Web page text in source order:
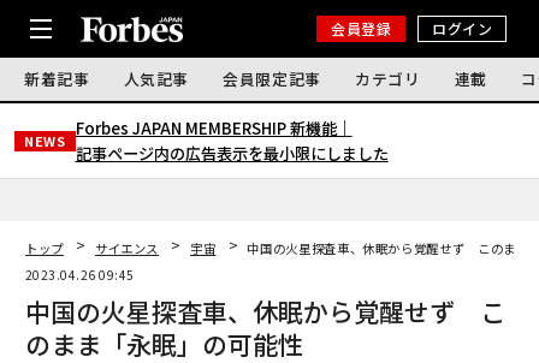
会員登録 ログイン
新着記事 人気記事 会員限定記事 カテゴリ 連載
NEWS
Forbes JAPAN MEMBERSHIP 新機能｜
記事ページ内の広告表示を最小限にしました
トップ サイエンス 宇宙
中国の火星探査車、休眠から覚醒せず このまま
2023.04.26 09:45
中国の火星探査車、休眠から覚醒せず こ
のまま「永眠」の可能性